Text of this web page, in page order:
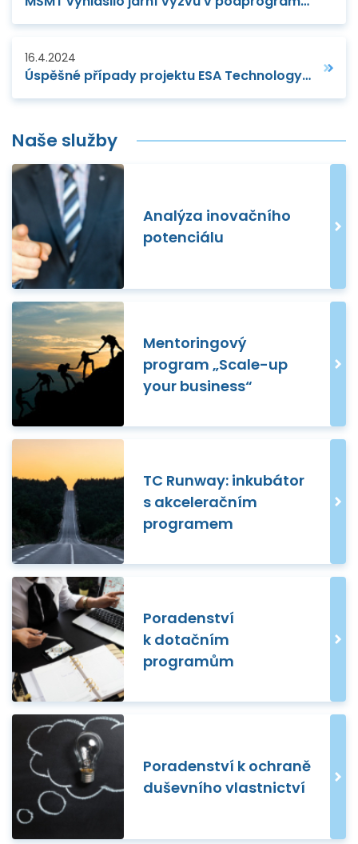
16.4.2024
Úspěšné případy projektu ESA Technology Broker
Naše služby
Analýza inovačního
potenciálu
Mentoringový
program „Scale-up
your business“
TC Runway: inkubátor
s akceleračním
programem
Poradenství
k dotačním
programům
Poradenství k ochraně
duševního vlastnictví